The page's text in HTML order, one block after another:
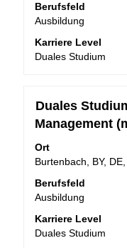
Berufsfeld
Ausbildung
Karriere Level
Duales Studium
Stelleninformationen
vollständig
anzuzeigen.
Stellenbezeichnung
Duales
Management
Ort
Burtenbach, BY,
Berufsfeld
Ausbildung
Karriere Level
Duales Studium
Drücken
Sie
Leertaste,
um
Stelleninformationen
vollständig
anzuzeigen.